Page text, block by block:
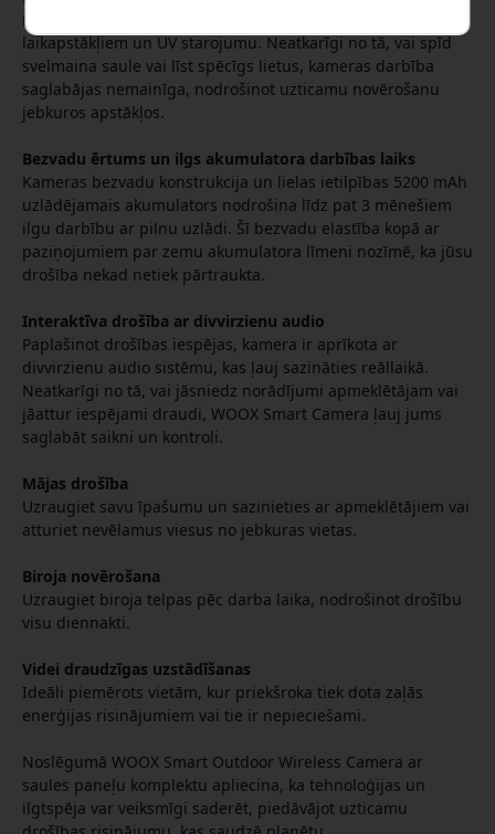
ieguvusi IP65 sertifikāciju, kas padara to noturīgu pret
laikapstākļiem un UV starojumu. Neatkarīgi no tā, vai spīd
svelmaina saule vai līst spēcīgs lietus, kameras darbība
saglabājas nemainīga, nodrošinot uzticamu novērošanu
jebkuros apstākļos.
Bezvadu ērtums un ilgs akumulatora darbības laiks
Kameras bezvadu konstrukcija un lielas ietilpības 5200 mAh
uzlādējamais akumulators nodrošina līdz pat 3 mēnešiem
ilgu darbību ar pilnu uzlādi. Šī bezvadu elastība kopā ar
paziņojumiem par zemu akumulatora līmeni nozīmē, ka jūsu
drošība nekad netiek pārtraukta.
Interaktīva drošība ar divvirzienu audio
Paplašinot drošības iespējas, kamera ir aprīkota ar
divvirzienu audio sistēmu, kas ļauj sazināties reāllaikā.
Neatkarīgi no tā, vai jāsniedz norādījumi apmeklētājam vai
jāattur iespējami draudi, WOOX Smart Camera ļauj jums
saglabāt saikni un kontroli.
Mājas drošība
Uzraugiet savu īpašumu un sazinieties ar apmeklētājiem vai
atturiet nevēlamus viesus no jebkuras vietas.
Biroja novērošana
Uzraugiet biroja telpas pēc darba laika, nodrošinot drošību
visu diennakti.
Videi draudzīgas uzstādīšanas
Ideāli piemērots vietām, kur priekšroka tiek dota zaļās
enerģijas risinājumiem vai tie ir nepieciešami.
Noslēgumā WOOX Smart Outdoor Wireless Camera ar
saules paneļu komplektu apliecina, ka tehnoloģijas un
ilgtspēja var veiksmīgi saderēt, piedāvājot uzticamu